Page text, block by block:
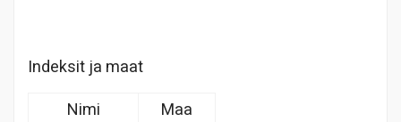
Indeksit ja maat
Nimi
Maa